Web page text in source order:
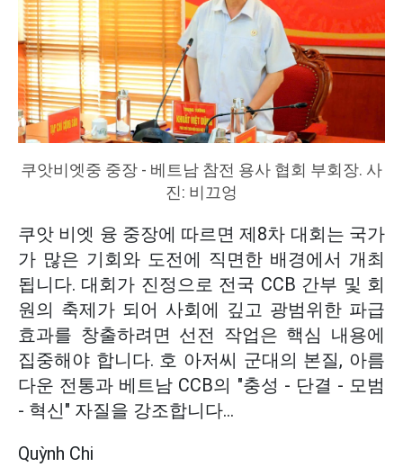
쿠앗비엣중 중장 - 베트남 참전 용사 협회 부회장. 사
진: 비끄엉
쿠앗 비엣 융 중장에 따르면 제8차 대회는 국가
가 많은 기회와 도전에 직면한 배경에서 개최
됩니다. 대회가 진정으로 전국 CCB 간부 및 회
원의 축제가 되어 사회에 깊고 광범위한 파급
효과를 창출하려면 선전 작업은 핵심 내용에
집중해야 합니다. 호 아저씨 군대의 본질, 아름
다운 전통과 베트남 CCB의 "충성 - 단결 - 모범
- 혁신" 자질을 강조합니다...
Quỳnh Chi